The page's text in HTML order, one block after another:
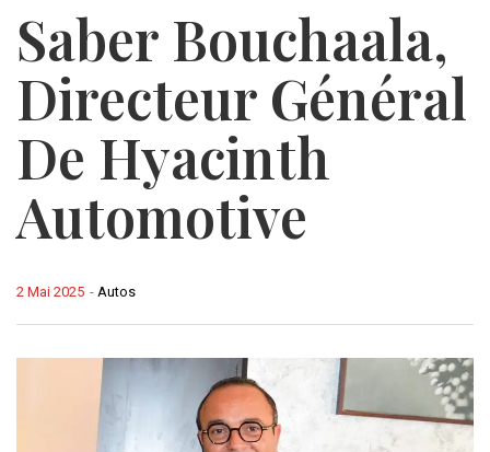
Saber Bouchaala,
Directeur Général
De Hyacinth
Automotive
- Autos
2 Mai 2025